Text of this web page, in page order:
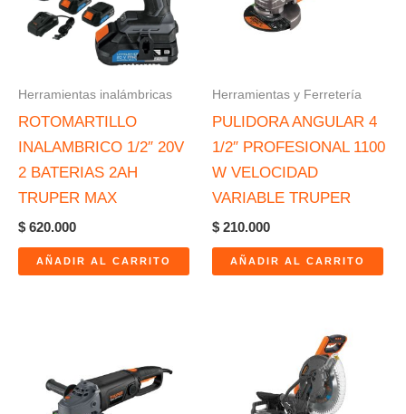
Herramientas inalámbricas
ROTOMARTILLO
INALAMBRICO 1/2″ 20V
2 BATERIAS 2AH
TRUPER MAX
$ 620.000
AÑADIR AL CARRITO
Herramientas y Ferretería
PULIDORA ANGULAR 4
1/2″ PROFESIONAL 1100
W VELOCIDAD
VARIABLE TRUPER
$ 210.000
AÑADIR AL CARRITO